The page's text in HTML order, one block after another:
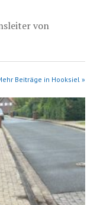
von
Beiträge in Hooksiel »